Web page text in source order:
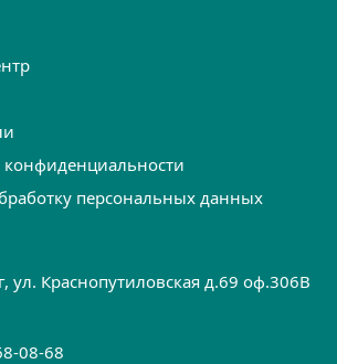
персональных данных
ул. Краснопутиловская д.69 оф.306B
08-68